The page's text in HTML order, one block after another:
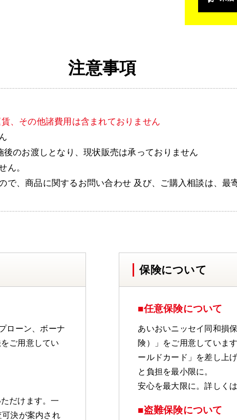
注意事項
、その他諸費用は含まれておりません
のお渡しとなり、現状販売は承っておりません
ん。
、商品に関するお問い合わせ 及び、ご購入相談は、最
ローン、ボーナ
ご用意してい
だけます。一
決が案内され
保険について
■任意保険について
あいおいニッセイ同和損
険）」をご用意していま
ールドカード」を差し上
と負担を最小限に。
安心を最大限に。詳しく
■盗難保険について